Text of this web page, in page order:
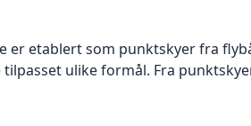
er etablert som punktskyer fra
ulike formål. Fra